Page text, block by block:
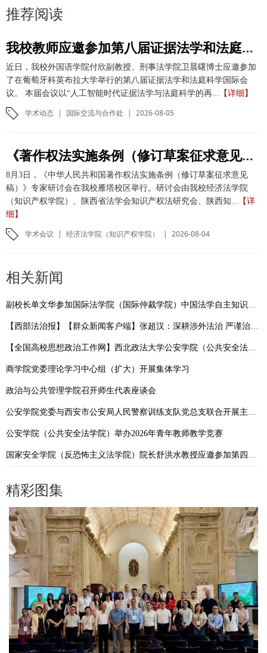
推荐阅读
我校教师应邀参加第八届证据法学和法庭科学国际会议并作学术报告
近日，我校外国语学院付欣副教授、刑事法学院卫晨曙博士应邀参加
了在葡萄牙科英布拉大学举行的第八届证据法学和法庭科学国际会
议。 本届会议以“人工智能时代证据法学与法庭科学的再... 【详细】
学术动态 | 国际交流与合作处 | 2026-08-05
《著作权法实施条例（修订草案征求意见稿）》专家研讨会在我校举办
8月3日，《中华人民共和国著作权法实施条例（修订草案征求意见
稿）》专家研讨会在我校雁塔校区举行。研讨会由我校经济法学院
（知识产权学院）、陕西省法学会知识产权法研究会、陕西知... 【详
细】
学术会议 | 经济法学院（知识产权学院） | 2026-08-04
相关新闻
副校长单文华参加国际法学院（国际仲裁学院）中国法学自主知识体系建设研讨会
【西部法治报】【群众新闻客户端】张超汉：深耕涉外法治 严谨治学育人
【全国高校思想政治工作网】西北政法大学公安学院（公共安全法学院）：依托“一站式”学生社区，扎实推进学风建设走深走实
商学院党委理论学习中心组（扩大）开展集体学习
政治与公共管理学院召开师生代表座谈会
公安学院党委与西安市公安局人民警察训练支队党总支联合开展主题党日活动
公安学院（公共安全法学院）举办2026年青年教师教学竞赛
国家安全学院（反恐怖主义法学院）院长舒洪水教授应邀参加第四届涉外法治论坛并作专题发言
精彩图集